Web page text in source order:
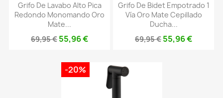
Grifo De Lavabo Alto Pica
Redondo Monomando Oro
Mate...
69,95 € 55,96 €
Grifo De Bidet Empotrado 1
Vía Oro Mate Cepillado
Ducha...
69,95 € 55,96 €
-20%